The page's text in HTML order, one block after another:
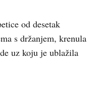
od desetak
s držanjem, krenula
uz koju je ublažila